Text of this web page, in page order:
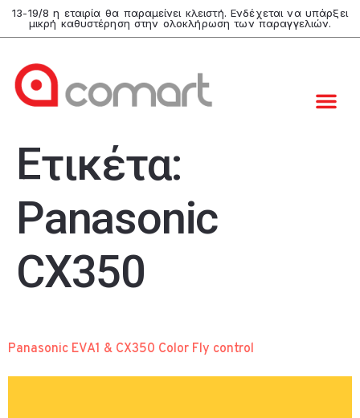
13-19/8 η εταιρία θα παραμείνει κλειστή. Ενδέχεται να υπάρξει
μικρή καθυστέρηση στην ολοκλήρωση των παραγγελιών.
Ετικέτα:
Panasonic
CX350
Panasonic EVA1 & CX350 Color Fly control